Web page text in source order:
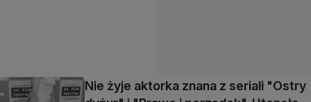
Nie żyje aktorka znana z seriali "Ostry